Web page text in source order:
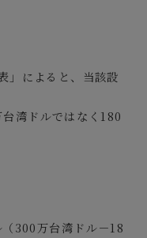
」によると、当該設
湾ドルではなく180
300万台湾ドル－18